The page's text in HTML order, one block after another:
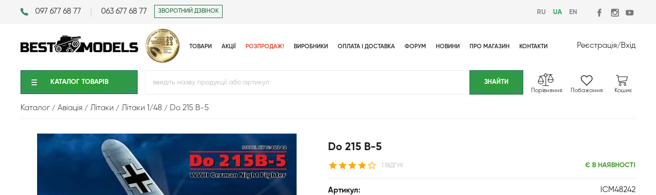
097 677 68 77 063 677 68 77 ЗВОРОТНИЙ ДЗВІНОК RU UA EN
ТОВАРИ АКЦІЇ РОЗПРОДАЖ! ВИРОБНИКИ ОПЛАТА І ДОСТАВКА ФОРУМ НОВИНИ ПРО МАГАЗИН КОНТАКТИ Реєстрація/Вхід
КАТАЛОГ ТОВАРIВ
Порівняння Побажання Кошик
Каталог Авіація Літаки Літаки 1/48 Do 215 B-5
Do 215 B-5
1 ВІДГУК Є В НАЯВНОСТІ
Артикул: ICM48242